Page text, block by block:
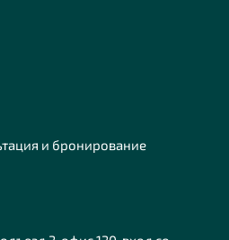
и бронирование